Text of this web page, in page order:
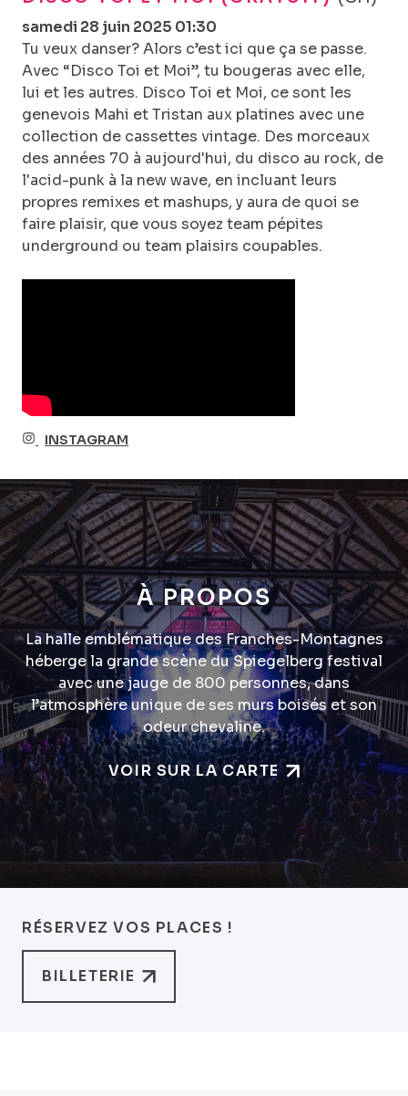
samedi 28 juin 2025 01:30
Tu veux danser? Alors c’est ici que ça se passe.
Avec “Disco Toi et Moi”, tu bougeras avec elle,
lui et les autres. Disco Toi et Moi, ce sont les
genevois Mahi et Tristan aux platines avec une
collection de cassettes vintage. Des morceaux
des années 70 à aujourd'hui, du disco au rock, de
l'acid-punk à la new wave, en incluant leurs
propres remixes et mashups, y aura de quoi se
faire plaisir, que vous soyez team pépites
underground ou team plaisirs coupables.
INSTAGRAM
À PROPOS
La halle emblématique des Franches-Montagnes
héberge la grande scène du Spiegelberg festival
avec une jauge de 800 personnes, dans
l’atmosphère unique de ses murs boisés et son
odeur chevaline.
VOIR SUR LA CARTE
RÉSERVEZ VOS PLACES !
BILLETERIE